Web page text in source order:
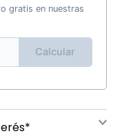
gratis en nuestras
Calcular